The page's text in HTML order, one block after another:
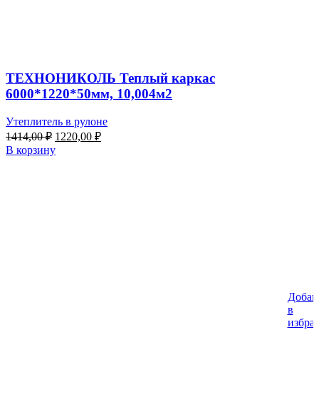
ТЕХНОНИКОЛЬ Теплый каркас
6000*1220*50мм, 10,004м2
Утеплитель в рулоне
1414,00₽ Первоначальная
цена
составляла
1220,00 ₽Текущая
В корзину
в